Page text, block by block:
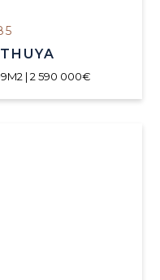
| 2 590 000€